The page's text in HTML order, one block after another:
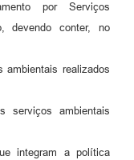
por Serviços
devendo conter, no
ambientais realizados
serviços ambientais
integram a política